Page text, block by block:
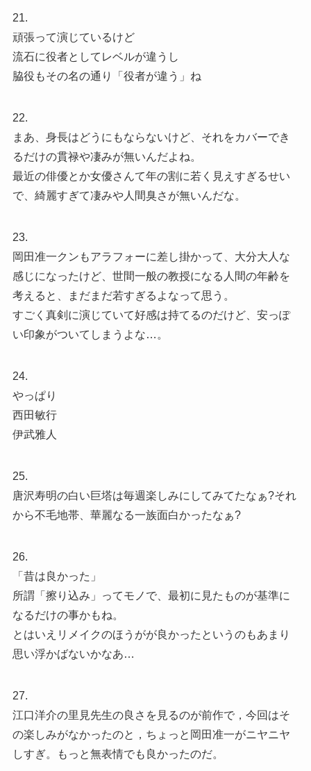
21.
頑張って演じているけど
流石に役者としてレベルが違うし
脇役もその名の通り「役者が違う」ね
22.
まあ、身長はどうにもならないけど、それをカバーでき
るだけの貫禄や凄みが無いんだよね。
最近の俳優とか女優さんて年の割に若く見えすぎるせい
で、綺麗すぎて凄みや人間臭さが無いんだな。
23.
岡田准一クンもアラフォーに差し掛かって、大分大人な
感じになったけど、世間一般の教授になる人間の年齢を
考えると、まだまだ若すぎるよなって思う。
すごく真剣に演じていて好感は持てるのだけど、安っぽ
い印象がついてしまうよな…。
24.
やっぱり
西田敏行
伊武雅人
25.
唐沢寿明の白い巨塔は毎週楽しみにしてみてたなぁ?それ
から不毛地帯、華麗なる一族面白かったなぁ?
26.
「昔は良かった」
所謂「擦り込み」ってモノで、最初に見たものが基準に
なるだけの事かもね。
とはいえリメイクのほうがが良かったというのもあまり
思い浮かばないかなあ…
27.
江口洋介の里見先生の良さを見るのが前作で，今回はそ
の楽しみがなかったのと，ちょっと岡田准一がニヤニヤ
しすぎ。もっと無表情でも良かったのだ。